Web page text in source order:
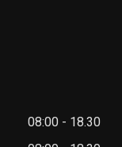
08:00 - 18.30